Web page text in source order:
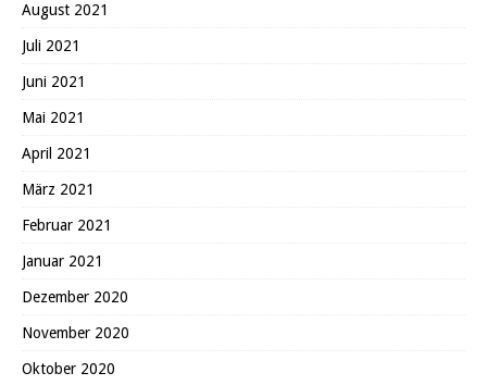
August 2021
Juli 2021
Juni 2021
Mai 2021
April 2021
März 2021
Februar 2021
Januar 2021
Dezember 2020
November 2020
Oktober 2020